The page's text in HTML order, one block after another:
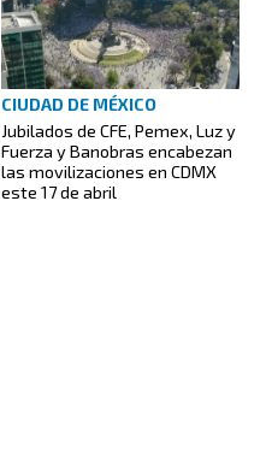
CIUDAD DE MÉXICO
Jubilados de CFE, Pemex, Luz y
Fuerza y Banobras encabezan
las movilizaciones en CDMX
este 17 de abril